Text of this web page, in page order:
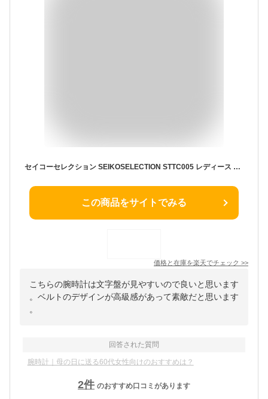
セイコーセレクション SEIKOSELECTION STTC005 レディース 腕時計 時計
この商品をサイトでみる
価格と在庫を楽天でチェック >>
こちらの腕時計は文字盤が見やすいので良いと思います
。ベルトのデザインが高級感があって素敵だと思います
。
回答された質問
腕時計｜母の日に送る60代女性向けのおすすめは？
2件 のおすすめ口コミがあります